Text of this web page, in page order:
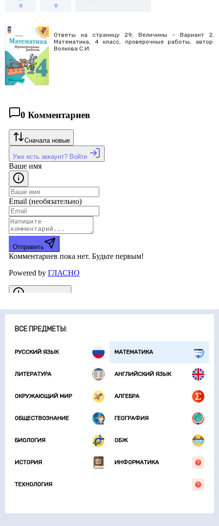
ВСЕ ПРЕДМЕТЫ:
РУССКИЙ ЯЗЫК МАТЕМАТИКА
ЛИТЕРАТУРА АНГЛИЙСКИЙ ЯЗЫК
ОКРУЖАЮЩИЙ МИР АЛГЕБРА
ОБЩЕСТВОЗНАНИЕ ГЕОГРАФИЯ
БИОЛОГИЯ ОБЖ
ИСТОРИЯ ИНФОРМАТИКА
ТЕХНОЛОГИЯ
0 0
Ответы на страницу 29, Величины - Вариант 2.
Математика, 4 класс, проверочные работы, автор:
Волкова С.И.